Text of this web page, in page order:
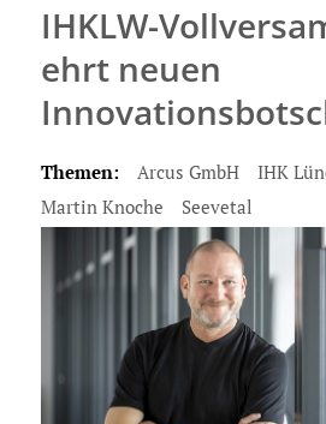
IHKLW-
ehrt neuen
Themen: Arcus GmbH
IHK
Martin Knoche
Seevetal